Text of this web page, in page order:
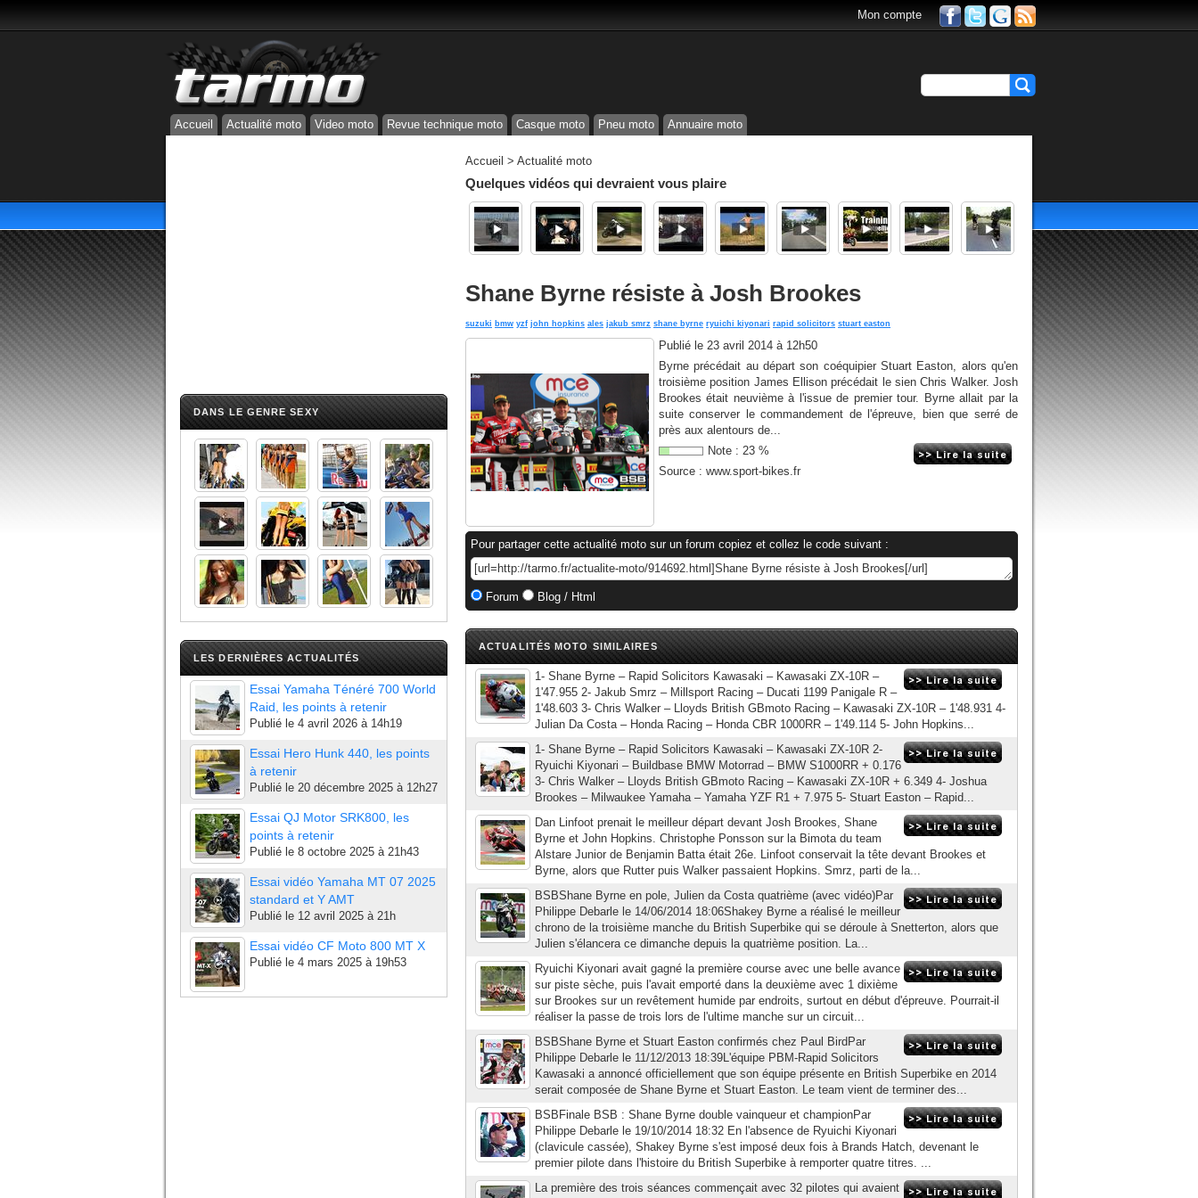
Mon compte
Accueil Actualité moto Video moto Revue technique moto Casque moto Pneu moto Annuaire moto
DANS LE GENRE SEXY
LES DERNIÈRES ACTUALITÉS
Essai Yamaha Ténéré 700 World
Raid, les points à retenir
Publié le 4 avril 2026 à 14h19
Essai Hero Hunk 440, les points
à retenir
Publié le 20 décembre 2025 à 12h27
Essai QJ Motor SRK800, les
points à retenir
Publié le 8 octobre 2025 à 21h43
Essai vidéo Yamaha MT 07 2025
standard et Y AMT
Publié le 12 avril 2025 à 21h
Essai vidéo CF Moto 800 MT X
Publié le 4 mars 2025 à 19h53
Accueil > Actualité moto
Quelques vidéos qui devraient vous plaire
Shane Byrne résiste à Josh Brookes
suzuki bmw yzf john hopkins ales jakub smrz shane byrne ryuichi kiyonari rapid solicitors stuart easton
Publié le 23 avril 2014 à 12h50
Byrne précédait au départ son coéquipier Stuart Easton, alors qu'en
troisième position James Ellison précédait le sien Chris Walker. Josh
Brookes était neuvième à l'issue de premier tour. Byrne allait par la
suite conserver le commandement de l'épreuve, bien que serré de
près aux alentours de...
Note : 23 %
Source : www.sport-bikes.fr
Pour partager cette actualité moto sur un forum copiez et collez le code suivant :
Forum Blog / Html
ACTUALITÉS MOTO SIMILAIRES
1- Shane Byrne – Rapid Solicitors Kawasaki – Kawasaki ZX-10R –
1'47.955 2- Jakub Smrz – Millsport Racing – Ducati 1199 Panigale R –
1'48.603 3- Chris Walker – Lloyds British GBmoto Racing – Kawasaki ZX-10R – 1'48.931 4-
Julian Da Costa – Honda Racing – Honda CBR 1000RR – 1'49.114 5- John Hopkins...
1- Shane Byrne – Rapid Solicitors Kawasaki – Kawasaki ZX-10R 2-
Ryuichi Kiyonari – Buildbase BMW Motorrad – BMW S1000RR + 0.176
3- Chris Walker – Lloyds British GBmoto Racing – Kawasaki ZX-10R + 6.349 4- Joshua
Brookes – Milwaukee Yamaha – Yamaha YZF R1 + 7.975 5- Stuart Easton – Rapid...
Dan Linfoot prenait le meilleur départ devant Josh Brookes, Shane
Byrne et John Hopkins. Christophe Ponsson sur la Bimota du team
Alstare Junior de Benjamin Batta était 26e. Linfoot conservait la tête devant Brookes et
Byrne, alors que Rutter puis Walker passaient Hopkins. Smrz, parti de la...
BSBShane Byrne en pole, Julien da Costa quatrième (avec vidéo)Par
Philippe Debarle le 14/06/2014 18:06Shakey Byrne a réalisé le meilleur
chrono de la troisième manche du British Superbike qui se déroule à Snetterton, alors que
Julien s'élancera ce dimanche depuis la quatrième position. La...
Ryuichi Kiyonari avait gagné la première course avec une belle avance
sur piste sèche, puis l'avait emporté dans la deuxième avec 1 dixième
sur Brookes sur un revêtement humide par endroits, surtout en début d'épreuve. Pourrait-il
réaliser la passe de trois lors de l'ultime manche sur un circuit...
BSBShane Byrne et Stuart Easton confirmés chez Paul BirdPar
Philippe Debarle le 11/12/2013 18:39L'équipe PBM-Rapid Solicitors
Kawasaki a annoncé officiellement que son équipe présente en British Superbike en 2014
serait composée de Shane Byrne et Stuart Easton. Le team vient de terminer des...
BSBFinale BSB : Shane Byrne double vainqueur et championPar
Philippe Debarle le 19/10/2014 18:32 En l'absence de Ryuichi Kiyonari
(clavicule cassée), Shakey Byrne s'est imposé deux fois à Brands Hatch, devenant le
premier pilote dans l'histoire du British Superbike à remporter quatre titres. ...
La première des trois séances commençait avec 32 pilotes qui avaient